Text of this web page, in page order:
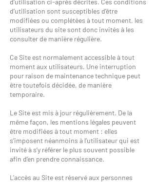
d’utilisation ci-après décrites. Ces conditions
d’utilisation sont susceptibles d’être
modifiées ou complétées à tout moment, les
utilisateurs du site sont donc invités à les
consulter de manière régulière.
Ce Site est normalement accessible à tout
moment aux utilisateurs. Une interruption
pour raison de maintenance technique peut
être toutefois décidée, de manière
temporaire.
Le Site est mis à jour régulièrement. De la
même façon, les mentions légales peuvent
être modifiées à tout moment : elles
s’imposent néanmoins à l’utilisateur qui est
invité à s’y référer le plus souvent possible
afin d’en prendre connaissance.
L'accès au Site est réservé aux personnes